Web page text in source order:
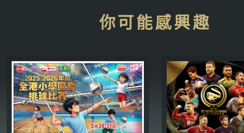
你可能感興趣